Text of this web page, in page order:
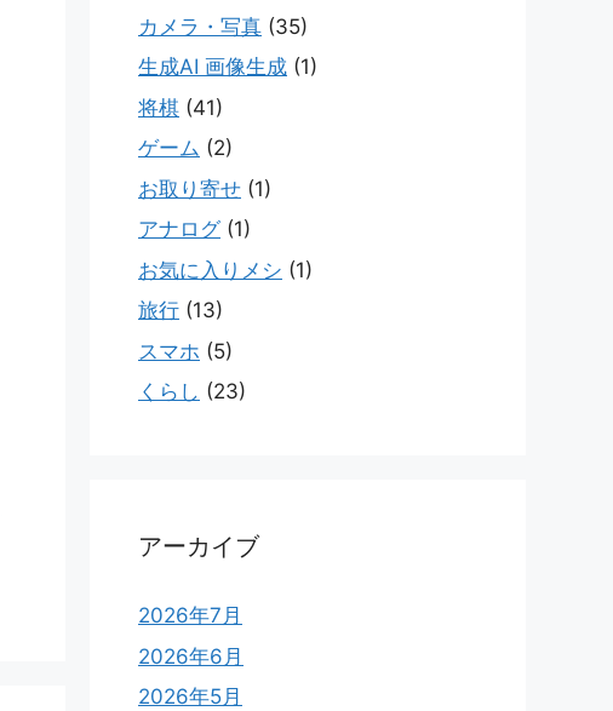
カメラ・写真 (35)
生成AI 画像生成 (1)
将棋 (41)
ゲーム (2)
お取り寄せ (1)
アナログ(1)
お気に入りメシ (1)
旅行 (13)
スマホ (5)
くらし (23)
アーカイブ
2026年7月
2026年6月
2026年5月